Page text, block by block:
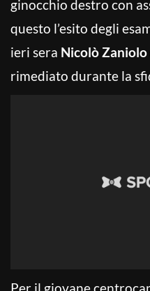
ginocchio destro con
questo l’esito degli
ieri sera Nicolò Zaniolo
rimediato durante la
Per il giovane